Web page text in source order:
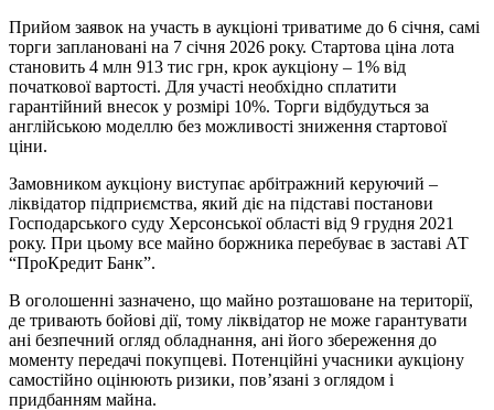
Прийом заявок на участь в аукціоні триватиме до 6 січня, самі
торги заплановані на 7 січня 2026 року. Стартова ціна лота
становить 4 млн 913 тис грн, крок аукціону – 1% від
початкової вартості. Для участі необхідно сплатити
гарантійний внесок у розмірі 10%. Торги відбудуться за
англійською моделлю без можливості зниження стартової
ціни.
Замовником аукціону виступає арбітражний керуючий –
ліквідатор підприємства, який діє на підставі постанови
Господарського суду Херсонської області від 9 грудня 2021
року. При цьому все майно боржника перебуває в заставі АТ
“ПроКредит Банк”.
В оголошенні зазначено, що майно розташоване на території,
де тривають бойові дії, тому ліквідатор не може гарантувати
ані безпечний огляд обладнання, ані його збереження до
моменту передачі покупцеві. Потенційні учасники аукціону
самостійно оцінюють ризики, пов’язані з оглядом і
придбанням майна.